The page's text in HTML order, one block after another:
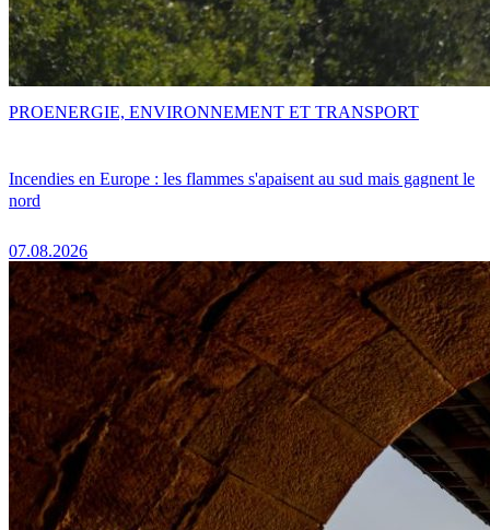
Incendies en Europe : les flammes s'apaisent au sud mais gagnent le
nord
07.08.2026
PROENERGIE, ENVIRONNEMENT ET TRANSPORT